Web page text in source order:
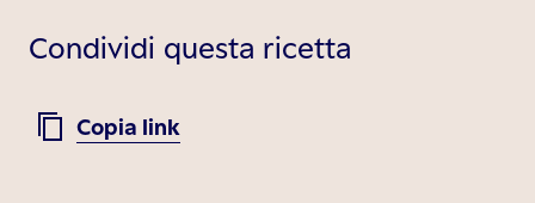
Condividi questa ricetta
Copia link